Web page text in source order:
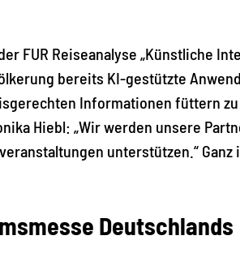
FUR Reiseanalyse „Künstliche
bereits KI-gestützte
Informationen füttern zu
Hiebl: „Wir werden unsere
unterstützen.“ Ganz
Deutschlands